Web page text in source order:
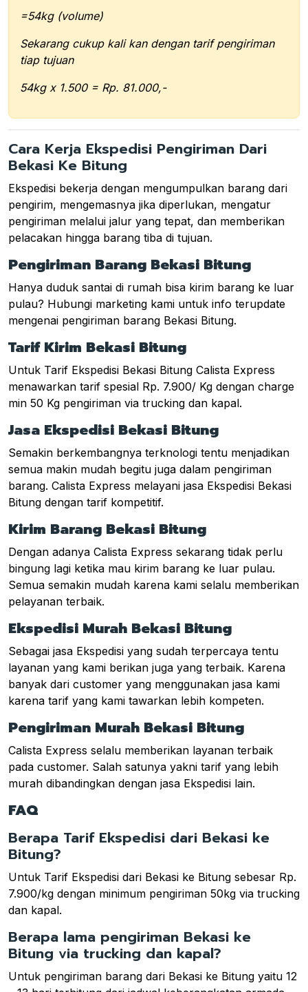
=54kg (volume)
Sekarang cukup kali kan dengan tarif pengiriman
tiap tujuan
54kg x 1.500 = Rp. 81.000,-
Cara Kerja Ekspedisi Pengiriman Dari
Bekasi Ke Bitung
Ekspedisi bekerja dengan mengumpulkan barang dari
pengirim, mengemasnya jika diperlukan, mengatur
pengiriman melalui jalur yang tepat, dan memberikan
pelacakan hingga barang tiba di tujuan.
Pengiriman Barang Bekasi Bitung
Hanya duduk santai di rumah bisa kirim barang ke luar
pulau? Hubungi marketing kami untuk info terupdate
mengenai pengiriman barang Bekasi Bitung.
Tarif Kirim Bekasi Bitung
Untuk Tarif Ekspedisi Bekasi Bitung Calista Express
menawarkan tarif spesial Rp. 7.900/ Kg dengan charge
min 50 Kg pengiriman via trucking dan kapal.
Jasa Ekspedisi Bekasi Bitung
Semakin berkembangnya terknologi tentu menjadikan
semua makin mudah begitu juga dalam pengiriman
barang. Calista Express melayani jasa Ekspedisi Bekasi
Bitung dengan tarif kompetitif.
Kirim Barang Bekasi Bitung
Dengan adanya Calista Express sekarang tidak perlu
bingung lagi ketika mau kirim barang ke luar pulau.
Semua semakin mudah karena kami selalu memberikan
pelayanan terbaik.
Ekspedisi Murah Bekasi Bitung
Sebagai jasa Ekspedisi yang sudah terpercaya tentu
layanan yang kami berikan juga yang terbaik. Karena
banyak dari customer yang menggunakan jasa kami
karena tarif yang kami tawarkan lebih kompeten.
Pengiriman Murah Bekasi Bitung
Calista Express selalu memberikan layanan terbaik
pada customer. Salah satunya yakni tarif yang lebih
murah dibandingkan dengan jasa Ekspedisi lain.
FAQ
Berapa Tarif Ekspedisi dari Bekasi ke
Bitung?
Untuk Tarif Ekspedisi dari Bekasi ke Bitung sebesar Rp.
7.900/kg dengan minimum pengiriman 50kg via trucking
dan kapal.
Berapa lama pengiriman Bekasi ke
Bitung via trucking dan kapal?
Untuk pengiriman barang dari Bekasi ke Bitung yaitu 12